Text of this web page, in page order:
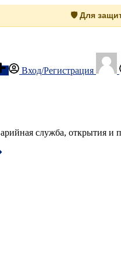
🛡️ Для
Вход/Регистрация
служба, открытия и